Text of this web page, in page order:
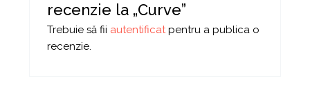
recenzie la „Curve”
Trebuie să fii autentificatpentru a publica o
recenzie.